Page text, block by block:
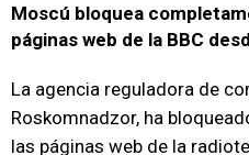
Moscú bloquea
páginas web de la BBC
La agencia reguladora de
Roskomnadzor, ha
las páginas web de la